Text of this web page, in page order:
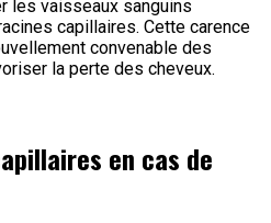
les vaisseaux sanguins
capillaires. Cette carence
convenable des
la perte des cheveux.
en cas de